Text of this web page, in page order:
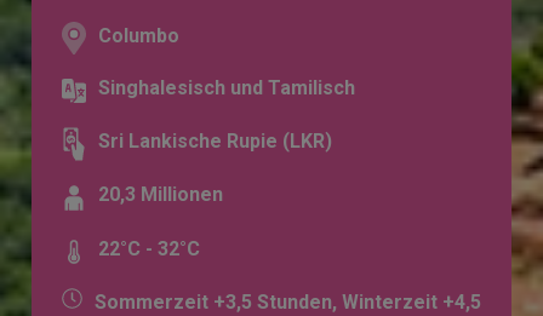
Columbo
Singhalesisch und Tamilisch
Sri Lankische Rupie (LKR)
20,3 Millionen
22°C - 32°C
Sommerzeit +3,5 Stunden, Winterzeit +4,5